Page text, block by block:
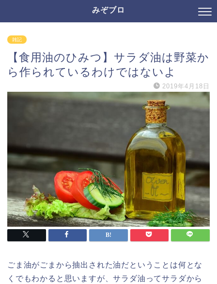
みぞブロ
雑記
【食用油のひみつ】サラダ油は野菜か
ら作られているわけではないよ
2019年4月18日
ごま油がごまから抽出された油だということは何とな
くでもわかると思いますが、サラダ油ってサラダから